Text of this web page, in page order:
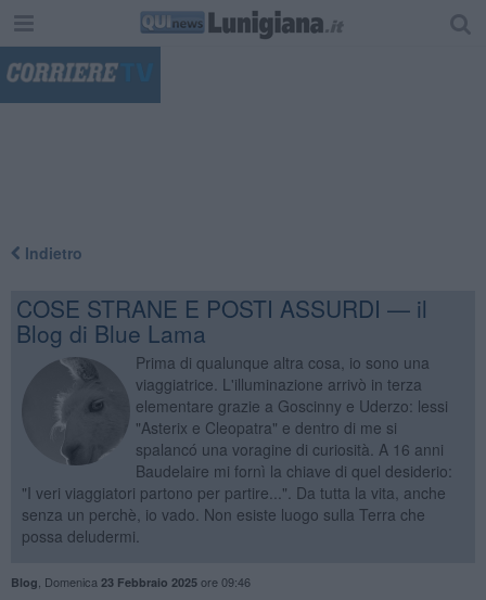
Indietro
COSE STRANE E POSTI ASSURDI — il
Blog di Blue Lama
Prima di qualunque altra cosa, io sono una
viaggiatrice. L'illuminazione arrivò in terza
elementare grazie a Goscinny e Uderzo: lessi
"Asterix e Cleopatra" e dentro di me si
spalancó una voragine di curiosità. A 16 anni
Baudelaire mi fornì la chiave di quel desiderio:
"I veri viaggiatori partono per partire...". Da tutta la vita, anche
senza un perchè, io vado. Non esiste luogo sulla Terra che
possa deludermi.
Blog Domenica 23 Febbraio 2025ore 09:46